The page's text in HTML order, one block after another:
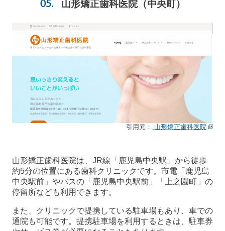
山形矯正歯科医院（中央町）
引用元： 山形矯正歯科医院
山形矯正歯科医院は、JR線「鹿児島中央駅」から徒歩
約5分の位置にある歯科クリニックです。市電「鹿児島
中央駅前」やバスの「鹿児島中央駅前」「上之園町」の
停留所なども利用できます。
また、クリニックで提携している駐車場もあり、車での
通院も可能です。提携駐車場を利用するときは、駐車券